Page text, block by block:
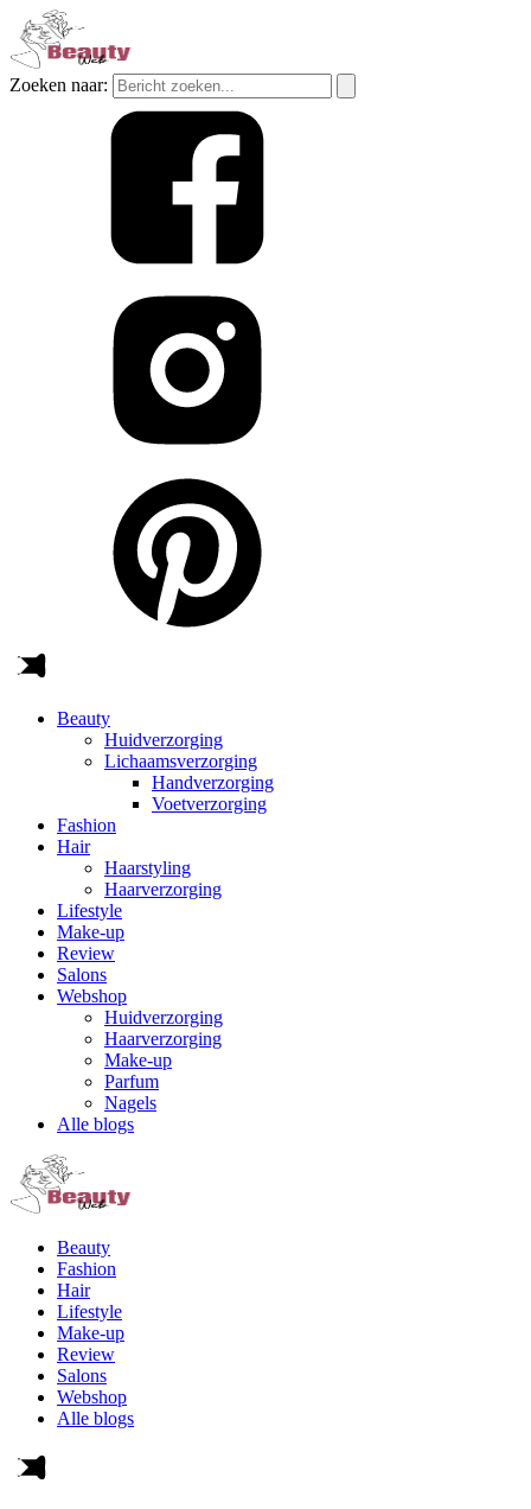
Zoeken naar:
Beauty
Huidverzorging
Lichaamsverzorging
Handverzorging
Voetverzorging
Fashion
Hair
Haarstyling
Haarverzorging
Lifestyle
Make-up
Review
Salons
Webshop
Huidverzorging
Haarverzorging
Make-up
Parfum
Nagels
Alle blogs
Beauty
Fashion
Hair
Lifestyle
Make-up
Review
Salons
Webshop
Alle blogs